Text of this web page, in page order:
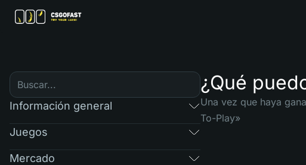
Información general
Juegos
Mercado
¿Qué
Una vez que haya
To-Play»